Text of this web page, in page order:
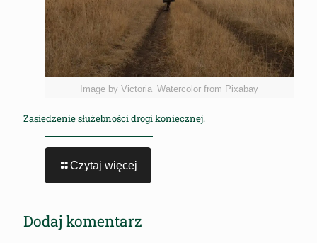
Image by Victoria_Watercolor from Pixabay
Zasiedzenie służebności drogi koniecznej.
Czytaj więcej
Dodaj komentarz